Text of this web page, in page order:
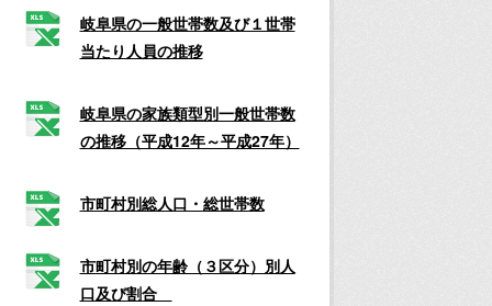
岐阜県の一般世帯数及び１世帯
当たり人員の推移
岐阜県の家族類型別一般世帯数
の推移（平成12年～平成27年）
市町村別総人口・総世帯数
市町村別の年齢（３区分）別人
口及び割合